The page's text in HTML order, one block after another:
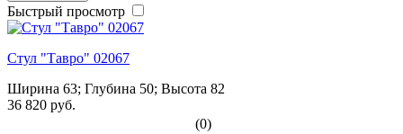
Быстрый просмотр
Стул "Тавро" 02067
Ширина 63; Глубина 50; Высота 82
36 820 руб.
(0)